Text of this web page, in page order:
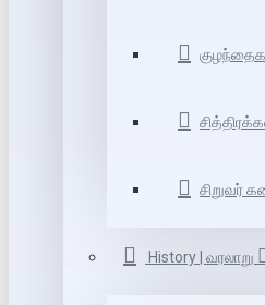
சிறுவர்
History | வரலாறு